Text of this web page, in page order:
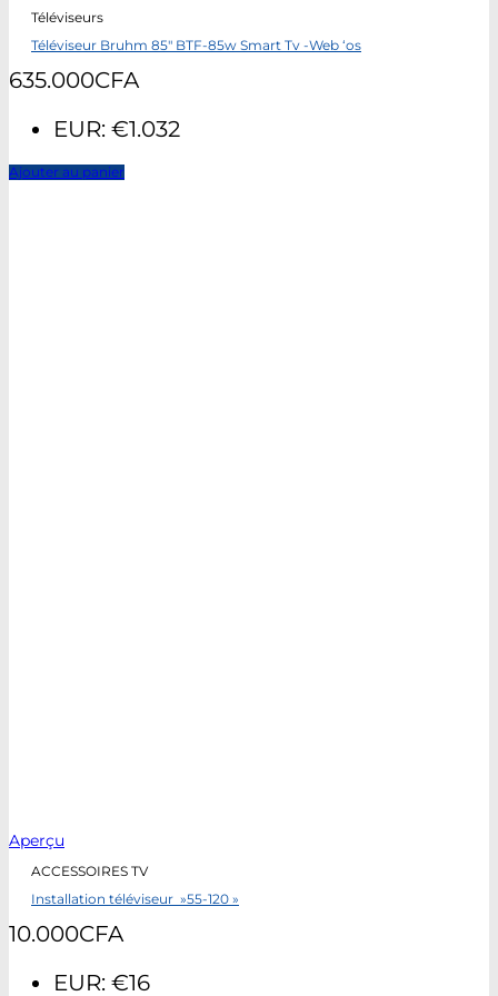
Téléviseurs
Téléviseur Bruhm 85″ BTF-85w Smart Tv -Web ‘os
635.000CFA
EUR: €1.032
Ajouter au panier
Aperçu
ACCESSOIRES TV
Installation téléviseur »55-120 »
10.000CFA
EUR: €16